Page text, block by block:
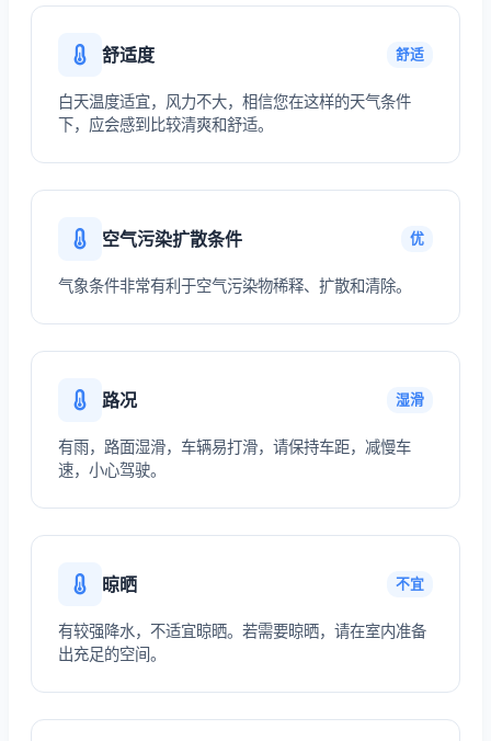
舒适度 舒适
白天温度适宜，风力不大，相信您在这样的天气条件
下，应会感到比较清爽和舒适。
空气污染扩散条件 优
气象条件非常有利于空气污染物稀释、扩散和清除。
路况 湿滑
有雨，路面湿滑，车辆易打滑，请保持车距，减慢车
速，小心驾驶。
晾晒 不宜
有较强降水，不适宜晾晒。若需要晾晒，请在室内准备
出充足的空间。